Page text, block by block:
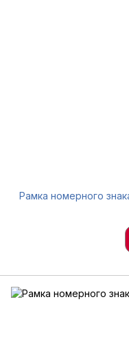
Рамка номерного